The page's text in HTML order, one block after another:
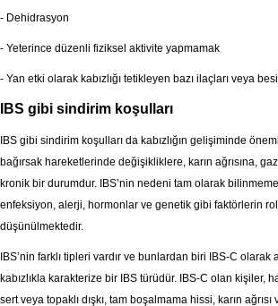
- Dehidrasyon
- Yeterince düzenli fiziksel aktivite yapmamak
- Yan etki olarak kabızlığı tetikleyen bazı ilaçları veya
IBS gibi sindirim koşulları
IBS gibi sindirim koşulları da kabızlığın gelişiminde
bağırsak hareketlerinde değişikliklere, karın ağrısına,
kronik bir durumdur. IBS’nin nedeni tam olarak
enfeksiyon, alerji, hormonlar ve genetik gibi faktörlerin
düşünülmektedir.
IBS’nin farklı tipleri vardır ve bunlardan biri IBS-C olarak
kabızlıkla karakterize bir IBS türüdür. IBS-C olan kişiler,
sert veya topaklı dışkı, tam boşalmama hissi, karın